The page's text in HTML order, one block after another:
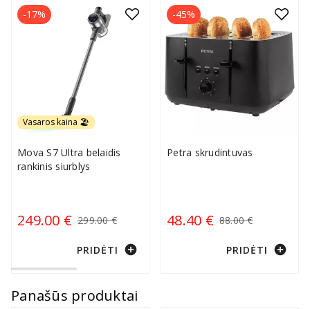
Vasaros kaina 🏖️
Mova S7 Ultra belaidis
rankinis siurblys
249.00 € 299.00 €
-17%
PRIDĖTI add_circle
Petra skrudintuvas
48.40 € 88.00 €
-45%
PRIDĖTI add_circle
Panašūs produktai